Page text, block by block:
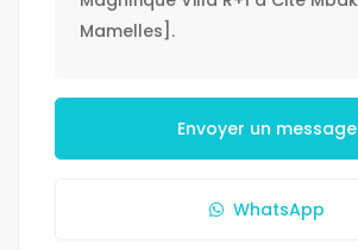
Envoyer un message
WhatsApp